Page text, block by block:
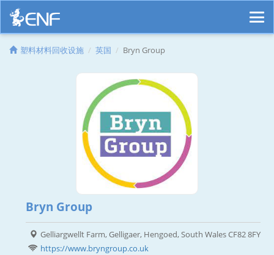
塑料材料回收设施 英国 Bryn Group
Bryn Group
Gelliargwellt Farm, Gelligaer, Hengoed, South Wales CF82 8FY
https://www.bryngroup.co.uk